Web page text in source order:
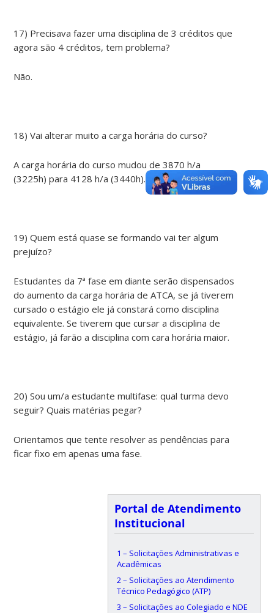
17) Precisava fazer uma disciplina de 3 créditos que
agora são 4 créditos, tem problema?
Não.
18) Vai alterar muito a carga horária do curso?
A carga horária do curso mudou de 3870 h/a
(3225h) para 4128 h/a (3440h).
19) Quem está quase se formando vai ter algum
prejuízo?
Estudantes da 7ª fase em diante serão dispensados
do aumento da carga horária de ATCA, se já tiverem
cursado o estágio ele já constará como disciplina
equivalente. Se tiverem que cursar a disciplina de
estágio, já farão a disciplina com cara horária maior.
20) Sou um/a estudante multifase: qual turma devo
seguir? Quais matérias pegar?
Orientamos que tente resolver as pendências para
ficar fixo em apenas uma fase.
Portal de Atendimento
Institucional
1 – Solicitações Administrativas e
Acadêmicas
2 – Solicitações ao Atendimento
Técnico Pedagógico (ATP)
3 – Solicitações ao Colegiado e NDE